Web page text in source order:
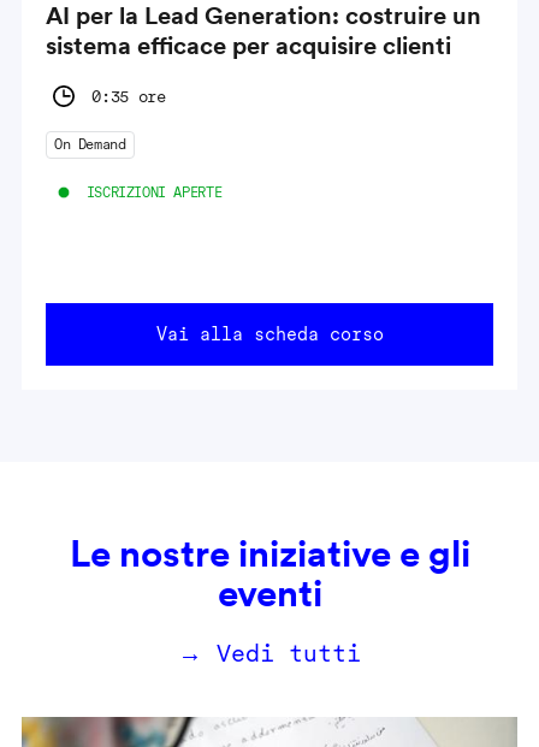
AI per la Lead Generation: costruire un
sistema efficace per acquisire clienti
0:35 ore
On Demand
ISCRIZIONI APERTE
Vai alla scheda corso
Le nostre iniziative e gli
eventi
→ Vedi tutti